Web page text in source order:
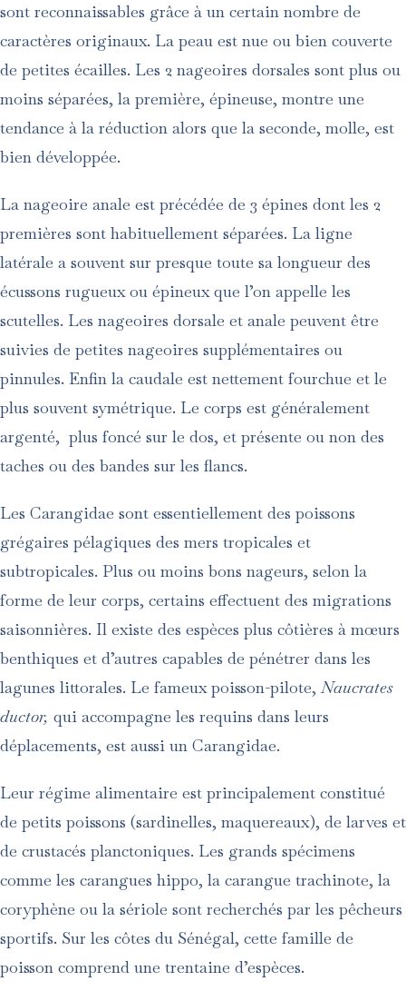
sont reconnaissables grâce à un certain nombre de
caractères originaux. La peau est nue ou bien couverte
de petites écailles. Les 2 nageoires dorsales sont plus ou
moins séparées, la première, épineuse, montre une
tendance à la réduction alors que la seconde, molle, est
bien développée.
La nageoire anale est précédée de 3 épines dont les 2
premières sont habituellement séparées. La ligne
latérale a souvent sur presque toute sa longueur des
écussons rugueux ou épineux que l’on appelle les
scutelles. Les nageoires dorsale et anale peuvent être
suivies de petites nageoires supplémentaires ou
pinnules. Enfin la caudale est nettement fourchue et le
plus souvent symétrique. Le corps est généralement
argenté, plus foncé sur le dos, et présente ou non des
taches ou des bandes sur les flancs.
Les Carangidae sont essentiellement des poissons
grégaires pélagiques des mers tropicales et
subtropicales. Plus ou moins bons nageurs, selon la
forme de leur corps, certains effectuent des migrations
saisonnières. Il existe des espèces plus côtières à mœurs
benthiques et d’autres capables de pénétrer dans les
lagunes littorales. Le fameux poisson-pilote,Naucrates
ductor, qui accompagne les requins dans leurs
déplacements, est aussi un Carangidae.
Leur régime alimentaire est principalement constitué
de petits poissons (sardinelles, maquereaux), de larves et
de crustacés planctoniques. Les grands spécimens
comme les carangues hippo, la carangue trachinote, la
coryphène ou la sériole sont recherchés par les pêcheurs
sportifs. Sur les côtes du Sénégal, cette famille de
poisson comprend une trentaine d’espèces.